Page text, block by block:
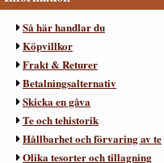
Så här handlar du
Köpvillkor
Frakt & Returer
Betalningsalternativ
Skicka en gåva
Te och tehistorik
Hållbarhet och förvaring av te
Olika tesorter och tillagning